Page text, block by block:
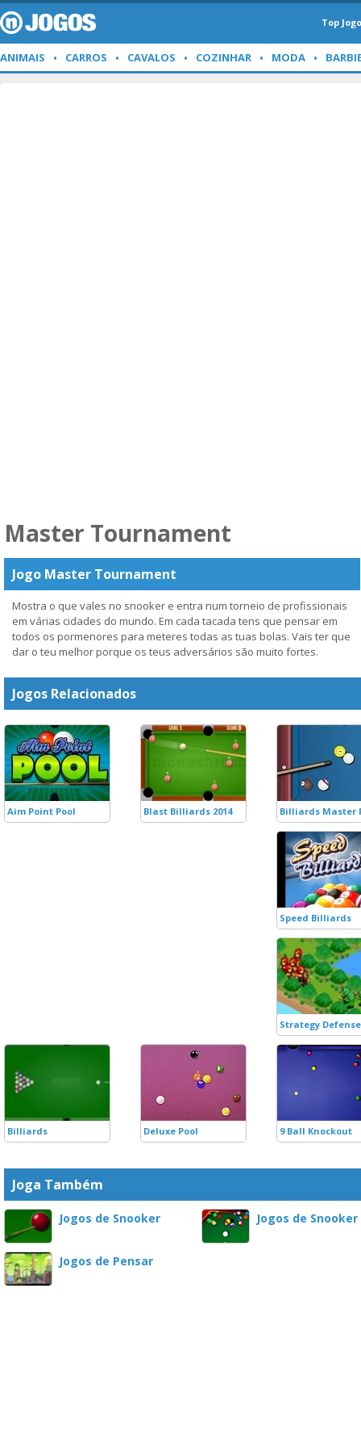
Top
ANIMAIS CARROS CAVALOS COZINHAR MODA
Master Tournament
Jogo Master Tournament
Mostra o que vales no snooker e entra num torneio de profissionais
em várias cidades do mundo. Em cada tacada tens que pensar em
todos os pormenores para meteres todas as tuas bolas. Vais ter que
dar o teu melhor porque os teus adversários são muito fortes.
Jogos Relacionados
Aim Point Pool Blast Billiards 2014 Billiards Master
Speed Billiards
Strategy
Billiards Deluxe Pool 9 Ball Knockout
Joga Também
Jogos de Snooker Jogos de Snooker
Jogos de Pensar